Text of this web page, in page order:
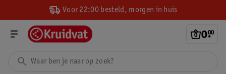
Voor 22:00 besteld, morgen in huis
0.
00